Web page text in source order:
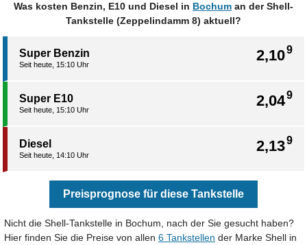
Was kosten Benzin, E10 und Diesel in Bochum an der Shell-
Tankstelle (Zeppelindamm 8) aktuell?
2,109
Super Benzin
Seit heute, 15:10 Uhr
2,049
Super E10
Seit heute, 15:10 Uhr
2,139
Diesel
Seit heute, 14:10 Uhr
Preisprognose für diese Tankstelle
Nicht die Shell-Tankstelle in Bochum, nach der Sie gesucht haben?
Hier finden Sie die Preise von allen 6 Tankstellen der Marke Shell in